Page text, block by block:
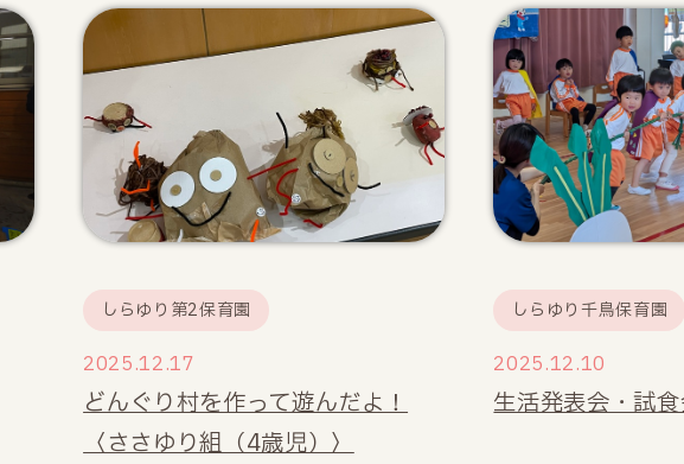
しらゆり第2保育園
2025.12.17
どんぐり村を作って遊んだよ！
〈ささゆり組（4歳児）〉
しらゆり千鳥保育園
2025.12.10
生活発表会・試